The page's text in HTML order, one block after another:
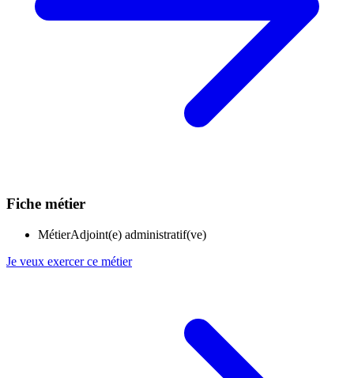
Fiche métier
MétierAdjoint(e) administratif(ve)
Je veux exercer ce métier